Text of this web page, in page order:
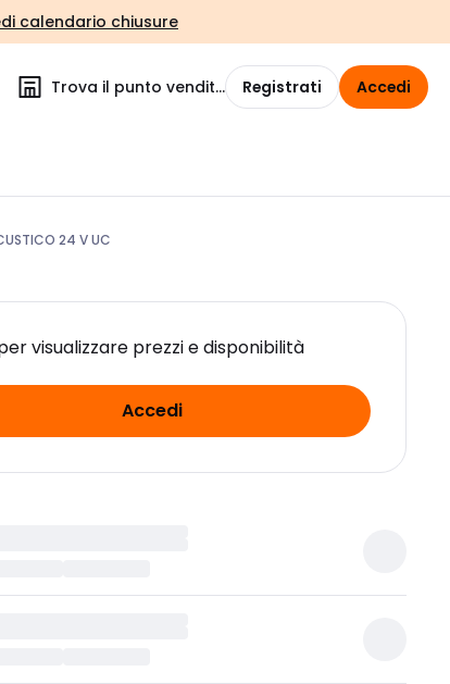
calendario chiusure
Trova il punto vendita Registrati Accedi
24 V UC
visualizzare prezzi e disponibilità
Accedi